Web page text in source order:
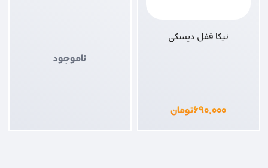
نیکا قفل دیسکی
۶۹۰,۰۰۰تومان
ناموجود